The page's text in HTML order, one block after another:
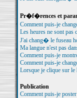
Pr�f�rences et
Comment puis-je
Les heures ne sont pas
J'ai chang� le fuseau
Ma langue n'est pas
Comment puis-je
Comment puis-je
Lorsque je clique sur le
Publication
Comment puis-je